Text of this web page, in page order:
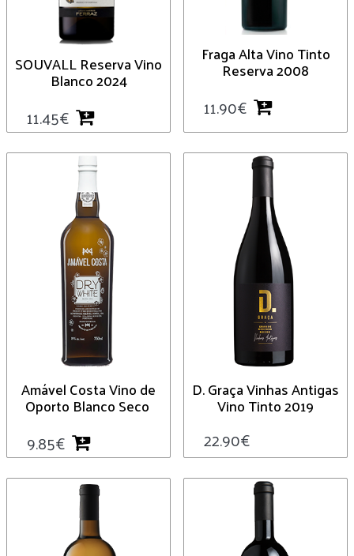
SOUVALL Reserva Vino
Blanco 2024
11.45€
Fraga Alta Vino Tinto
Reserva 2008
11.90€
Amável Costa Vino de
Oporto Blanco Seco
9.85€
D. Graça Vinhas Antigas
Vino Tinto 2019
22.90€